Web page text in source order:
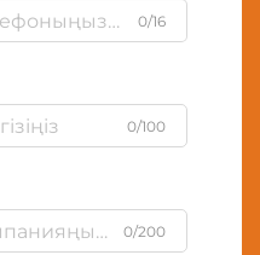
0/16
0/100
0/200